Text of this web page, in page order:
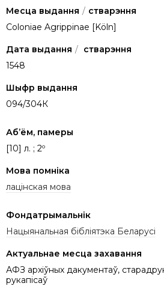
Месца выдання / стварэння
Coloniae Agrippinae [Köln]
Дата выдання / стварэння
1548
Шыфр выдання
094/304К
Аб’ём, памеры
[10] л. ; 2º
Мова помніка
лацінская мова
Фондатрымальнік
Нацыянальная бібліятэка Беларусі
Актуальнае месца захавання
АФЗ архіўных дакументаў,
рукапісаў